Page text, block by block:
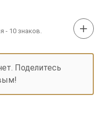
- 10 знаков.
Поделитесь